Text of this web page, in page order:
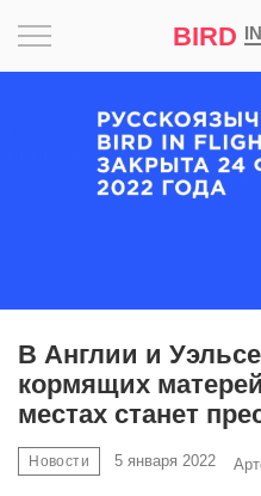
BIRD IN
В Англии и
кормящих
местах станет
Новости 5 января 2022